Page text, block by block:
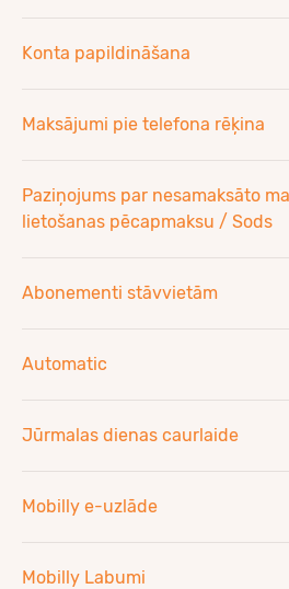
Konta papildināšana
Maksājumi pie telefona rēķina
Paziņojums par nesamaksāto
lietošanas pēcapmaksu / Sods
Abonementi stāvvietām
Automatic
Jūrmalas dienas caurlaide
Mobilly e-uzlāde
Mobilly Labumi